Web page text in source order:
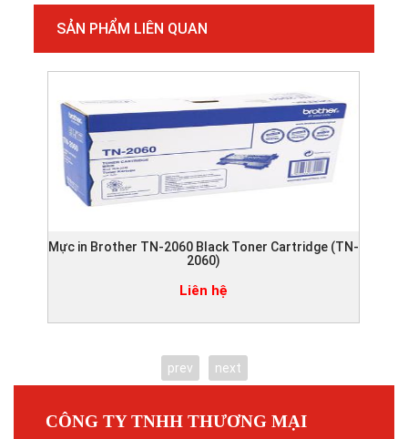
SẢN PHẨM LIÊN QUAN
Mực in Brother TN-2060 Black Toner Cartridge (TN-
2060)
Liên hệ
prev next
CÔNG TY TNHH THƯƠNG MẠI